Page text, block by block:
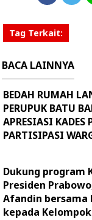
Tag Terkait:
BACA LAINNYA
BEDAH RUMAH
PERUPUK BATU
APRESIASI KADES
PARTISIPASI
Dukung program
Presiden
Afandin bersama
kepada